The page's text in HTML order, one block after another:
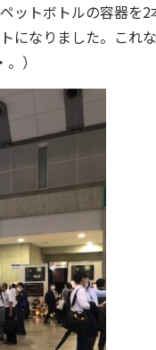
ットボトルの容器を
になりました。これ
）